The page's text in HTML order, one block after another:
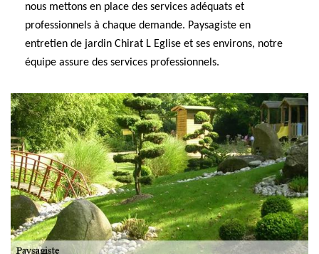
nous mettons en place des services adéquats et
professionnels à chaque demande. Paysagiste en
entretien de jardin Chirat L Eglise et ses environs, notre
équipe assure des services professionnels.